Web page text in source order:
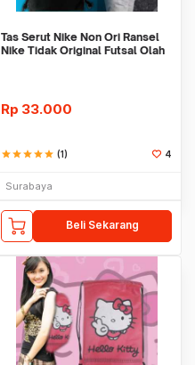
Tas Serut Nike Non Ori Ransel
Nike Tidak Original Futsal Olah
Rp 33.000
starstarstarstarstar (1) 4
Surabaya
Beli Sekarang